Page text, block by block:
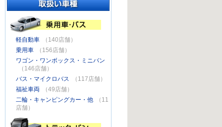
軽自動車
（140店舗）
乗用車
（156店舗）
ワゴン・ワンボックス・ミニバン
（146店舗）
バス・マイクロバス
（117店舗）
福祉車両
（49店舗）
二輪・キャンピングカー・他
（11
店舗）